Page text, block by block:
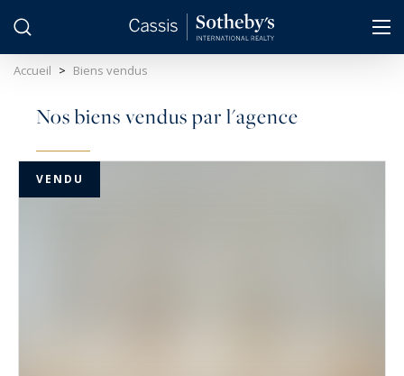
Accueil > Biens vendus
Nos biens vendus par l'agence
VENDU